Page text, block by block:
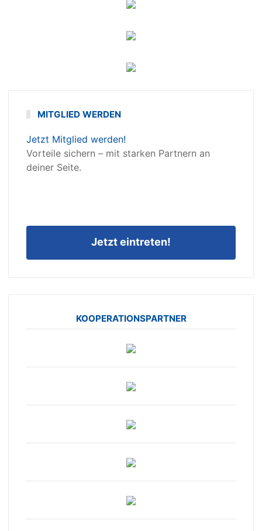
MITGLIED WERDEN
Jetzt Mitglied werden!
Vorteile sichern – mit starken Partnern an
deiner Seite.
Jetzt eintreten!
KOOPERATIONSPARTNER